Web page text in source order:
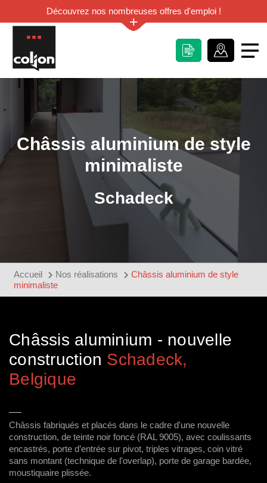
Découvrez nos nombreuses offres d'emploi !
+
Châssis aluminium de style
minimaliste
Schadeck
Accueil Nos réalisations
Châssis aluminium de style
minimaliste
Châssis aluminium - nouvelle
construction Schadeck,
Belgique
Châssis fabriqués et placés dans le cadre d'une nouvelle
construction, de teinte noir foncé (RAL 9005), avec coulissants
encastrés, porte d’entrée sur pivot, triples vitrages, coin vitré
sans montant (technique de l'overlap), porte de garage bardée,
moustiquaire plissée.